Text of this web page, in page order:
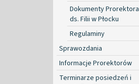
Dokumenty Prorektora
ds. Filii w Płocku
Regulaminy
Sprawozdania
Informacje Prorektorów
Terminarze posiedzeń i